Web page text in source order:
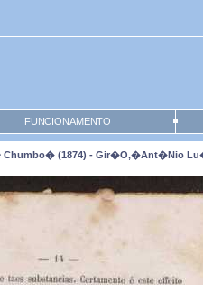
FUNCIONAMENTO
Chumbo� (1874) - Gir�o,�Ant�nio